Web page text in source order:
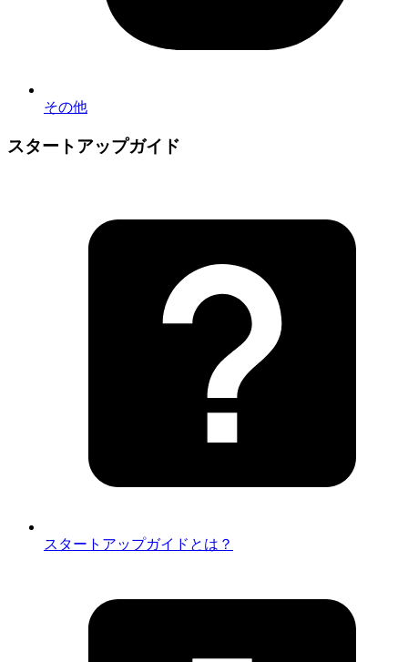
その他
スタートアップガイド
スタートアップガイドとは？